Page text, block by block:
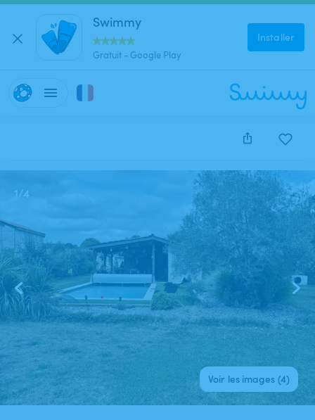
Swimmy
Gratuit - Google Play
Installer
Cette annonce est close et ne peut être réservée.
1/4
Voir les images (4)